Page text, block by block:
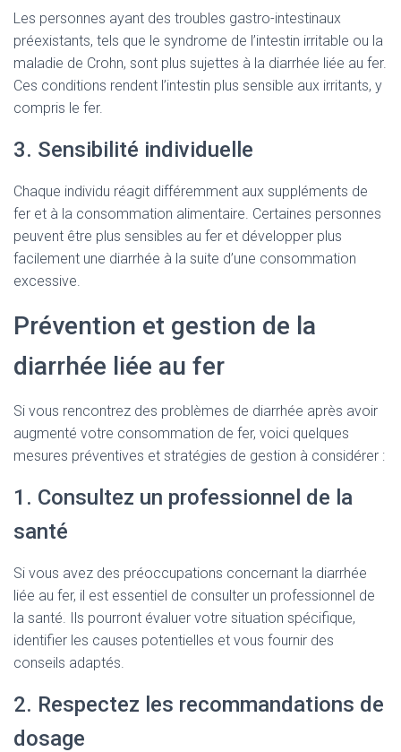
Les personnes ayant des troubles gastro-intestinaux
préexistants, tels que le syndrome de l’intestin irritable ou la
maladie de Crohn, sont plus sujettes à la diarrhée liée au fer.
Ces conditions rendent l’intestin plus sensible aux irritants, y
compris le fer.
3. Sensibilité individuelle
Chaque individu réagit différemment aux suppléments de
fer et à la consommation alimentaire. Certaines personnes
peuvent être plus sensibles au fer et développer plus
facilement une diarrhée à la suite d’une consommation
excessive.
Prévention et gestion de la
diarrhée liée au fer
Si vous rencontrez des problèmes de diarrhée après avoir
augmenté votre consommation de fer, voici quelques
mesures préventives et stratégies de gestion à considérer :
1. Consultez un professionnel de la
santé
Si vous avez des préoccupations concernant la diarrhée
liée au fer, il est essentiel de consulter un professionnel de
la santé. Ils pourront évaluer votre situation spécifique,
identifier les causes potentielles et vous fournir des
conseils adaptés.
2. Respectez les recommandations de
dosage